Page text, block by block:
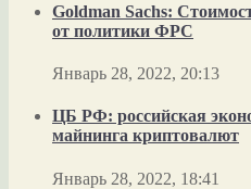
Goldman Sachs:
от политики ФРС
Январь 28, 2022, 20:13
ЦБ РФ: российская
майнинга криптовалют
Январь 28, 2022, 18:41